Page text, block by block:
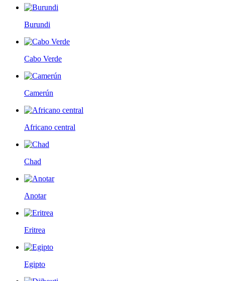
Burundi
Cabo Verde
Camerún
Africano central
Chad
Anotar
Eritrea
Egipto